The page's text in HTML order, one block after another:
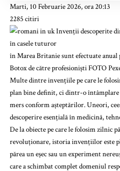
Marti, 10 Februarie 2026, ora 20:13
2285 citiri
în Marea Britanie sunt efectuate
Botox de către profesioniști FOTO
Multe dintre invențiile pe care le
plan bine definit, ci dintr-o întâmplare
mers conform așteptărilor. Uneori,
descoperire esențială în medicină,
De la obiecte pe care le folosim zilnic
revoluționare, istoria invențiilor este
părea un eșec sau un experiment
care a schimbat complet domeniul